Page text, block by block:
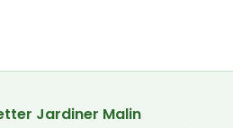
Jardiner Malin